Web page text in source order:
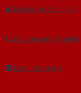
Tải báo giá tổng hợp
Yêu cầu gọi lại (3 phút)
Dành cho đại lý